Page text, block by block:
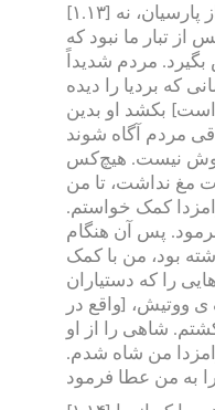
[۱.۱۳] داریوش شاه گوید: نه مردی از پارسیان، نه
از تبار ما نبود که
مردم شدیداً
که بردیا را دیده
است] بکشد او بدین
مردم آگاه شوند
نیست. هیچ‌کس
مغ نداشت، تا من
کمک خواستم.
پس آن هنگام
۱۰ روز گذشته بود، من با کمک
را که دستیاران
ی ووتیش، [واقع در
شاهی را از او
من شاه شدم.